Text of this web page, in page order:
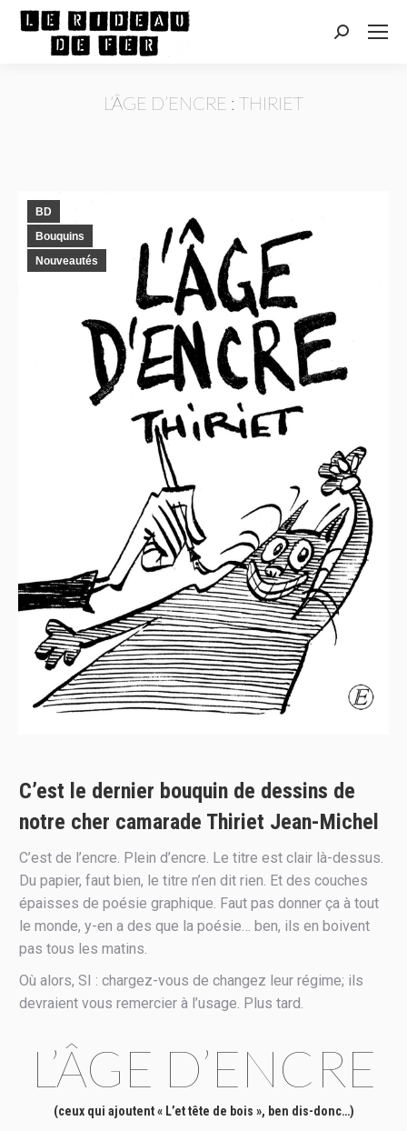
Recherche
L’ÂGE D’ENCRE : THIRIET
BD
Bouquins
Nouveautés
C’est le dernier bouquin de dessins de
notre cher camarade Thiriet Jean-Michel
C’est de l’encre. Plein d’encre. Le titre est clair là-dessus.
Du papier, faut bien, le titre n’en dit rien. Et des couches
épaisses de poésie graphique. Faut pas donner ça à tout
le monde, y-en a des que la poésie… ben, ils en boivent
pas tous les matins.
Où alors, SI : chargez-vous de changez leur régime; ils
devraient vous remercier à l’usage. Plus tard.
L’ÂGE D’ENCRE
(ceux qui ajoutent « L’et tête de bois », ben dis-donc…)